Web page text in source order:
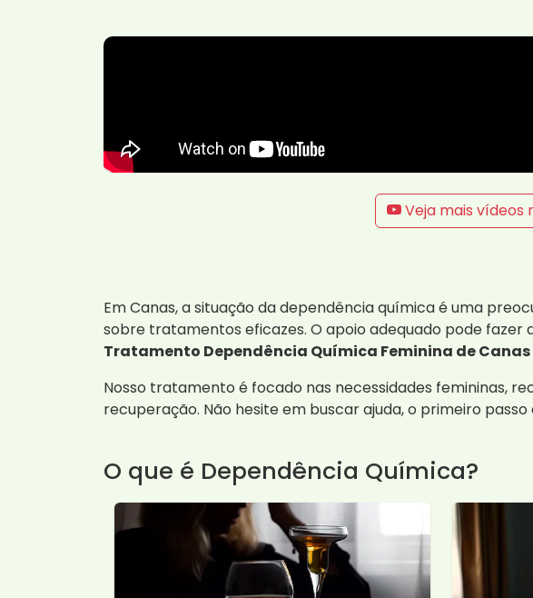
Veja mais vídeos
Em Canas, a situação da dependência química é uma
sobre tratamentos eficazes. O apoio adequado pode
Tratamento Dependência Química Feminina de Canas
Nosso tratamento é focado nas necessidades femininas,
recuperação. Não hesite em buscar ajuda, o primeiro
O que é Dependência Química?